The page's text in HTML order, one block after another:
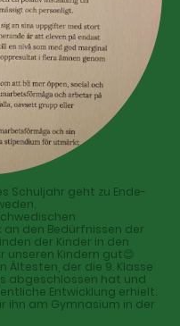
Schuljahr geht zu Ende-
den Bedürfnissen der
der Kinder in den
unseren Kindern gut😊
Ältesten, der die 9. Klasse
abgeschlossen hat und
Entwicklung erhielt.
ihn am Gymnasium in der